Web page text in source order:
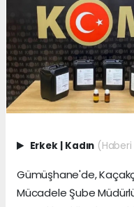
Erkek Kadın (Haberi
Gümüşhane'de,
Mücadele Şube